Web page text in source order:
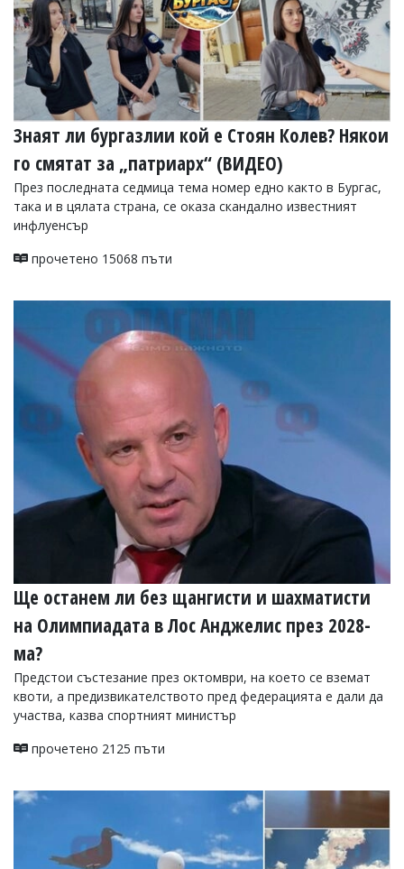
Знаят ли бургазлии кой е Стоян Колев? Някои
го смятат за „патриарх“ (ВИДЕО)
През последната седмица тема номер едно както в Бургас,
така и в цялата страна, се оказа скандално известният
инфлуенсър
прочетено 15068 пъти
Ще останем ли без щангисти и шахматисти
на Олимпиадата в Лос Анджелис през 2028-
ма?
Предстои състезание през октомври, на което се вземат
квоти, а предизвикателството пред федерацията е дали да
участва, казва спортният министър
прочетено 2125 пъти